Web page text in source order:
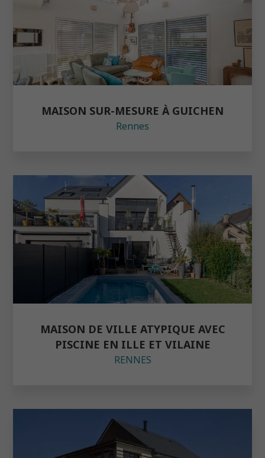
MAISON SUR-MESURE À GUICHEN
Rennes
MAISON DE VILLE ATYPIQUE AVEC
PISCINE EN ILLE ET VILAINE
RENNES